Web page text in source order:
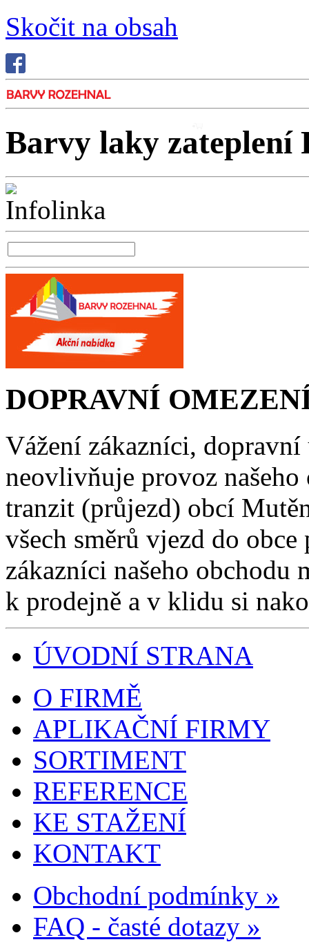
Skočit na obsah
Barvy laky zateplení
DOPRAVNÍ
Vážení zákazníci,
neovlivňuje provoz našeho
tranzit (průjezd) obcí
všech směrů vjezd do obce
zákazníci našeho obchodu
k prodejně a v klidu si
ÚVODNÍ STRANA
O FIRMĚ
APLIKAČNÍ FIRMY
SORTIMENT
REFERENCE
KE STAŽENÍ
KONTAKT
Obchodní podmínky »
FAQ - časté dotazy »